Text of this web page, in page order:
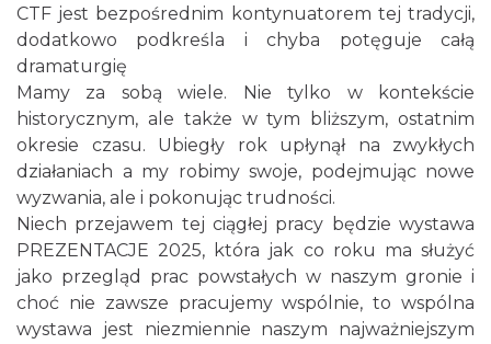
Cieszyn
2026-08-16
0.11 km
Cieszyn
2026-08-23
0.11 km
CTF jest bezpośrednim kontynuatorem tej tradycji,
dodatkowo podkreśla i chyba potęguje całą
dramaturgię
Mamy za sobą wiele. Nie tylko w kontekście
historycznym, ale także w tym bliższym, ostatnim
okresie czasu. Ubiegły rok upłynął na zwykłych
działaniach a my robimy swoje, podejmując nowe
wyzwania, ale i pokonując trudności.
Niech przejawem tej ciągłej pracy będzie wystawa
PREZENTACJE 2025, która jak co roku ma służyć
jako przegląd prac powstałych w naszym gronie i
choć nie zawsze pracujemy wspólnie, to wspólna
wystawa jest niezmiennie naszym najważniejszym